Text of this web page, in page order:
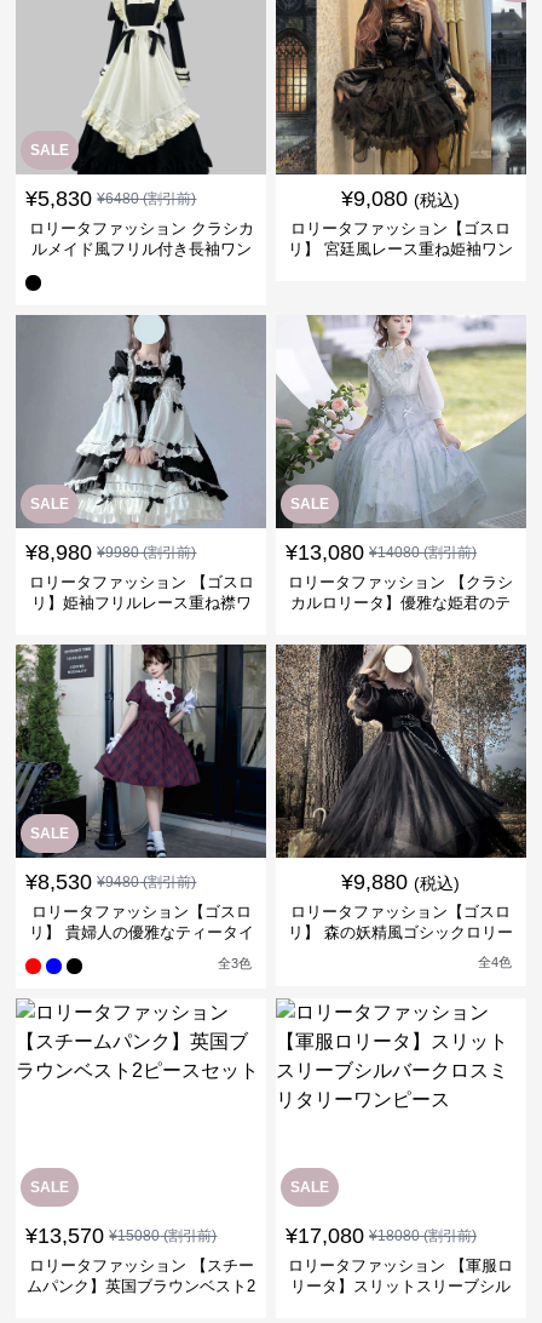
SALE
¥5,830 ¥6480(割引前)
ロリータファッション クラシカ
ルメイド風フリル付き長袖ワン
¥9,080 (税込)
ロリータファッション【ゴスロ
リ】 宮廷風レース重ね姫袖ワン
SALE
¥8,980 ¥9980(割引前)
ロリータファッション 【ゴスロ
リ】姫袖フリルレース重ね襟ワ
SALE
¥13,080 ¥14080(割引前)
ロリータファッション 【クラシ
カルロリータ】優雅な姫君のテ
SALE
¥8,530 ¥9480(割引前)
ロリータファッション【ゴスロ
リ】 貴婦人の優雅なティータイ
全3色
¥9,880 (税込)
ロリータファッション【ゴスロ
リ】 森の妖精風ゴシックロリー
全4色
SALE
¥13,570 ¥15080(割引前)
ロリータファッション 【スチー
ムパンク】英国ブラウンベスト2
SALE
¥17,080 ¥18080(割引前)
ロリータファッション 【軍服ロ
リータ】スリットスリーブシル